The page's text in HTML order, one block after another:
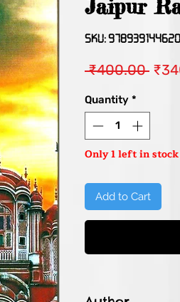
Jaipur
SKU:
₹400.00
Quantity *
Only 1 left in stock
Add to Cart